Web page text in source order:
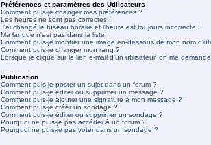
Préférences et paramètres des Utilisateurs
Comment puis-je changer mes préférences ?
Les heures ne sont pas correctes !
J'ai changé le fuseau horaire et l'heure est toujours incorrecte !
Ma langue n'est pas dans la liste !
Comment puis-je montrer une image en-dessous de mon nom
Comment puis-je changer mon rang ?
Lorsque je clique sur le lien e-mail d'un utilisateur, on me
Publication
Comment puis-je poster un sujet dans un forum ?
Comment puis-je éditer ou supprimer un message ?
Comment puis-je ajouter une signature à mon message ?
Comment puis-je créer un sondage ?
Comment puis-je éditer ou supprimer un sondage ?
Pourquoi ne puis-je pas accéder à un forum ?
Pourquoi ne puis-je pas voter dans un sondage ?